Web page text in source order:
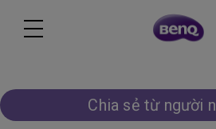
Chia sẻ từ người